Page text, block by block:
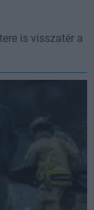
is visszatér a